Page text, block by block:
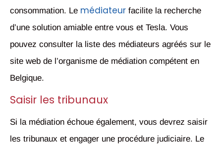
consommation. Le médiateur facilite la recherche
d’une solution amiable entre vous et Tesla. Vous
pouvez consulter la liste des médiateurs agréés sur le
site web de l’organisme de médiation compétent en
Belgique.
Saisir les tribunaux
Si la médiation échoue également, vous devrez saisir
les tribunaux et engager une procédure judiciaire. Le